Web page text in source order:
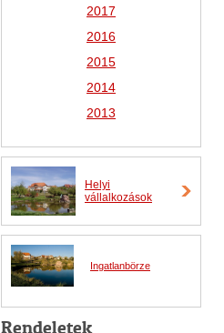
2017
2016
2015
2014
2013
Helyi
vállalkozások
Ingatlanbörze
Rendeletek